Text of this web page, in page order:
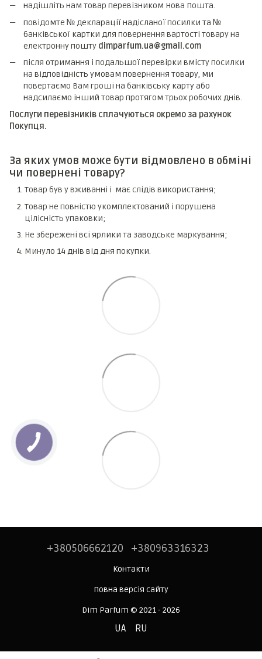
надішліть нам товар перевізником Нова Пошта.
повідомте № декларації надісланої посилки та №
банківської картки для повернення вартості товару на
електронну пошту dimparfum.ua@gmail.com
після отримання і подальшої перевірки вмісту посилки
на відповідність умовам повернення товару, ми
повертаємо Вам гроші на банківську карту або
надсилаємо інший товар протягом трьох робочих днів.
Послуги перевізників сплачуються окремо за рахунок
Покупця.
За яких умов може бути відмовлено в обміні
чи повернені товару?
Товар був у вживанні і має слідів використання;
Товар не повністю укомплектований і порушена
цілісність упаковки;
Не збережені всі ярлики та заводське маркування;
Минуло 14 днів від дня покупки.
+380506662120 +380963316323
Контакти
Повна версія сайту
Dim Parfum © 2021 - 2026
UA RU